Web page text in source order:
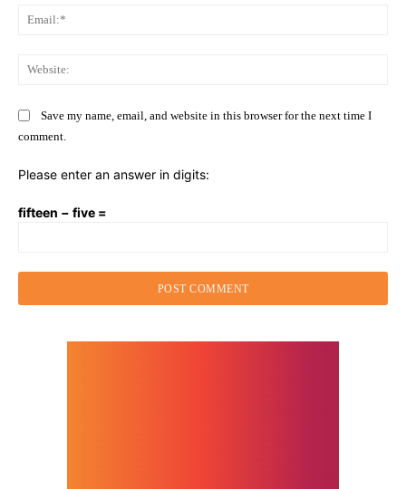
Save my name, email, and website in this browser for the next time I
comment.
Please enter an answer in digits:
fifteen − five =